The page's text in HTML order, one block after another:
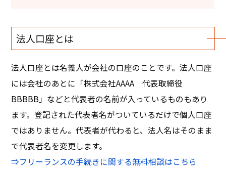
法人口座とは
法人口座とは名義人が会社の口座のことです。法人口座
には会社のあとに「株式会社AAAA 代表取締役
BBBBB」などと代表者の名前が入っているものもあり
ます。登記された代表者名がついているだけで個人口座
ではありません。代表者が代わると、法人名はそのまま
で代表者名を変更します。
⇒フリーランスの手続きに関する無料相談はこちら